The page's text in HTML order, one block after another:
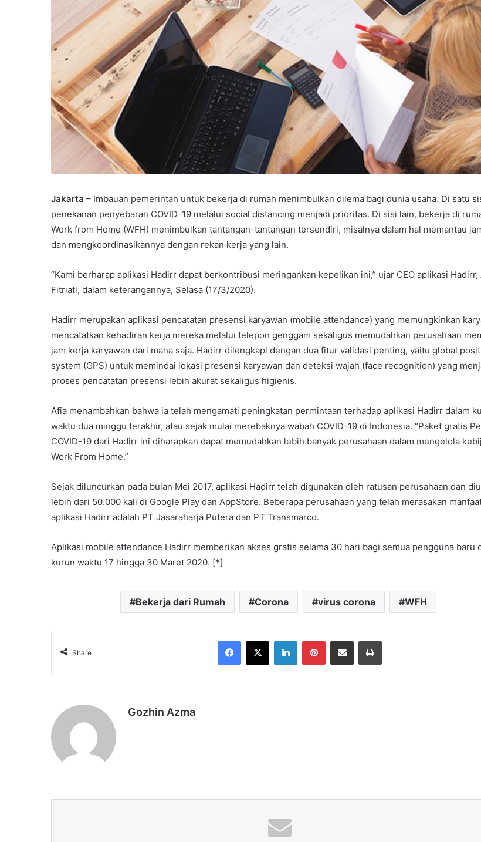
Jakarta – Imbauan pemerintah untuk bekerja di rumah menimbulkan dilema bagi dunia usaha. Di satu
penekanan penyebaran COVID-19 melalui social distancing menjadi prioritas. Di sisi lain, bekerja di
Work from Home (WFH) menimbulkan tantangan-tantangan tersendiri, misalnya dalam hal memantau
dan mengkoordinasikannya dengan rekan kerja yang lain.
“Kami berharap aplikasi Hadirr dapat berkontribusi meringankan kepelikan ini,” ujar CEO aplikasi Hadirr,
Fitriati, dalam keterangannya, Selasa (17/3/2020).
Hadirr merupakan aplikasi pencatatan presensi karyawan (mobile attendance) yang memungkinkan
mencatatkan kehadiran kerja mereka melalui telepon genggam sekaligus memudahkan perusahaan
jam kerja karyawan dari mana saja. Hadirr dilengkapi dengan dua fitur validasi penting, yaitu global
system (GPS) untuk memindai lokasi presensi karyawan dan deteksi wajah (face recognition) yang
proses pencatatan presensi lebih akurat sekaligus higienis.
Afia menambahkan bahwa ia telah mengamati peningkatan permintaan terhadap aplikasi Hadirr dalam
waktu dua minggu terakhir, atau sejak mulai merebaknya wabah COVID-19 di Indonesia. “Paket gratis
COVID-19 dari Hadirr ini diharapkan dapat memudahkan lebih banyak perusahaan dalam mengelola
Work From Home.”
Sejak diluncurkan pada bulan Mei 2017, aplikasi Hadirr telah digunakan oleh ratusan perusahaan dan
lebih dari 50.000 kali di Google Play dan AppStore. Beberapa perusahaan yang telah merasakan
aplikasi Hadirr adalah PT Jasaraharja Putera dan PT Transmarco.
Aplikasi mobile attendance Hadirr memberikan akses gratis selama 30 hari bagi semua pengguna baru
kurun waktu 17 hingga 30 Maret 2020. [*]
Bekerja dari Rumah Corona virus corona WFH
Share
Facebook
X LinkedInPinterestShare via Email Print
Gozhin Azma